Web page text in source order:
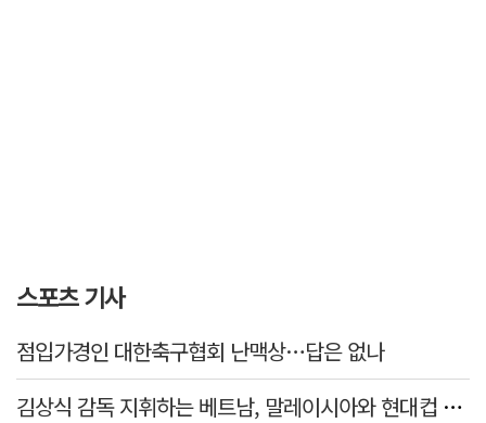
스포츠 기사
점입가경인 대한축구협회 난맥상…답은 없나
김상식 감독 지휘하는 베트남, 말레이시아와 현대컵 4강 격돌